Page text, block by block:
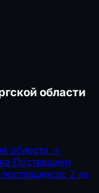
области
области →
Поставщики
поставщиков: 2 на